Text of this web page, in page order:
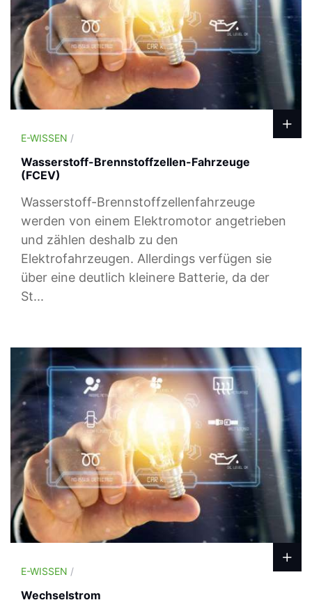
E-WISSEN /
Wasserstoff-Brennstoffzellen-Fahrzeuge
(FCEV)
Wasserstoff-Brennstoffzellenfahrzeuge
werden von einem Elektromotor angetrieben
und zählen deshalb zu den
Elektrofahrzeugen. Allerdings verfügen sie
über eine deutlich kleinere Batterie, da der
St...
E-WISSEN /
Wechselstrom